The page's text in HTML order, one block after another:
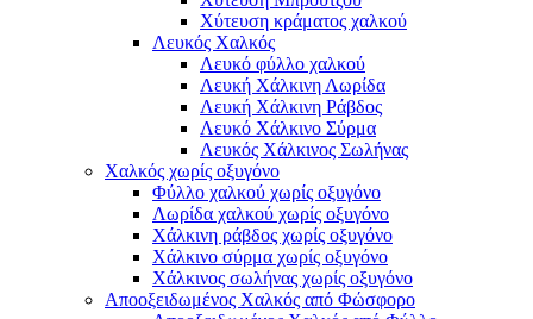
Χύτευση κράματος χαλκού
Λευκός Χαλκός
Λευκό φύλλο χαλκού
Λευκή Χάλκινη Λωρίδα
Λευκή Χάλκινη Ράβδος
Λευκό Χάλκινο Σύρμα
Λευκός Χάλκινος Σωλήνας
Χαλκός χωρίς οξυγόνο
Φύλλο χαλκού χωρίς οξυγόνο
Λωρίδα χαλκού χωρίς οξυγόνο
Χάλκινη ράβδος χωρίς οξυγόνο
Χάλκινο σύρμα χωρίς οξυγόνο
Χάλκινος σωλήνας χωρίς οξυγόνο
Αποοξειδωμένος Χαλκός από Φώσφορο